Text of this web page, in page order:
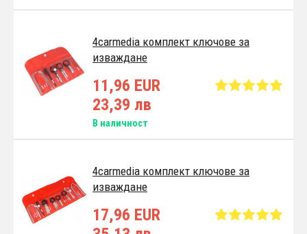
4carmedia комплект ключове за
изваждане
11,96 EUR
23,39 лв
В наличност
4carmedia комплект ключове за
изваждане
17,96 EUR